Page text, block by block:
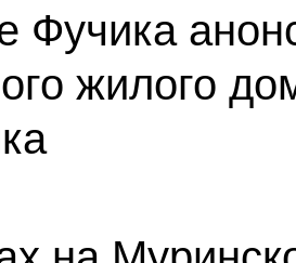
Фучика
жилого